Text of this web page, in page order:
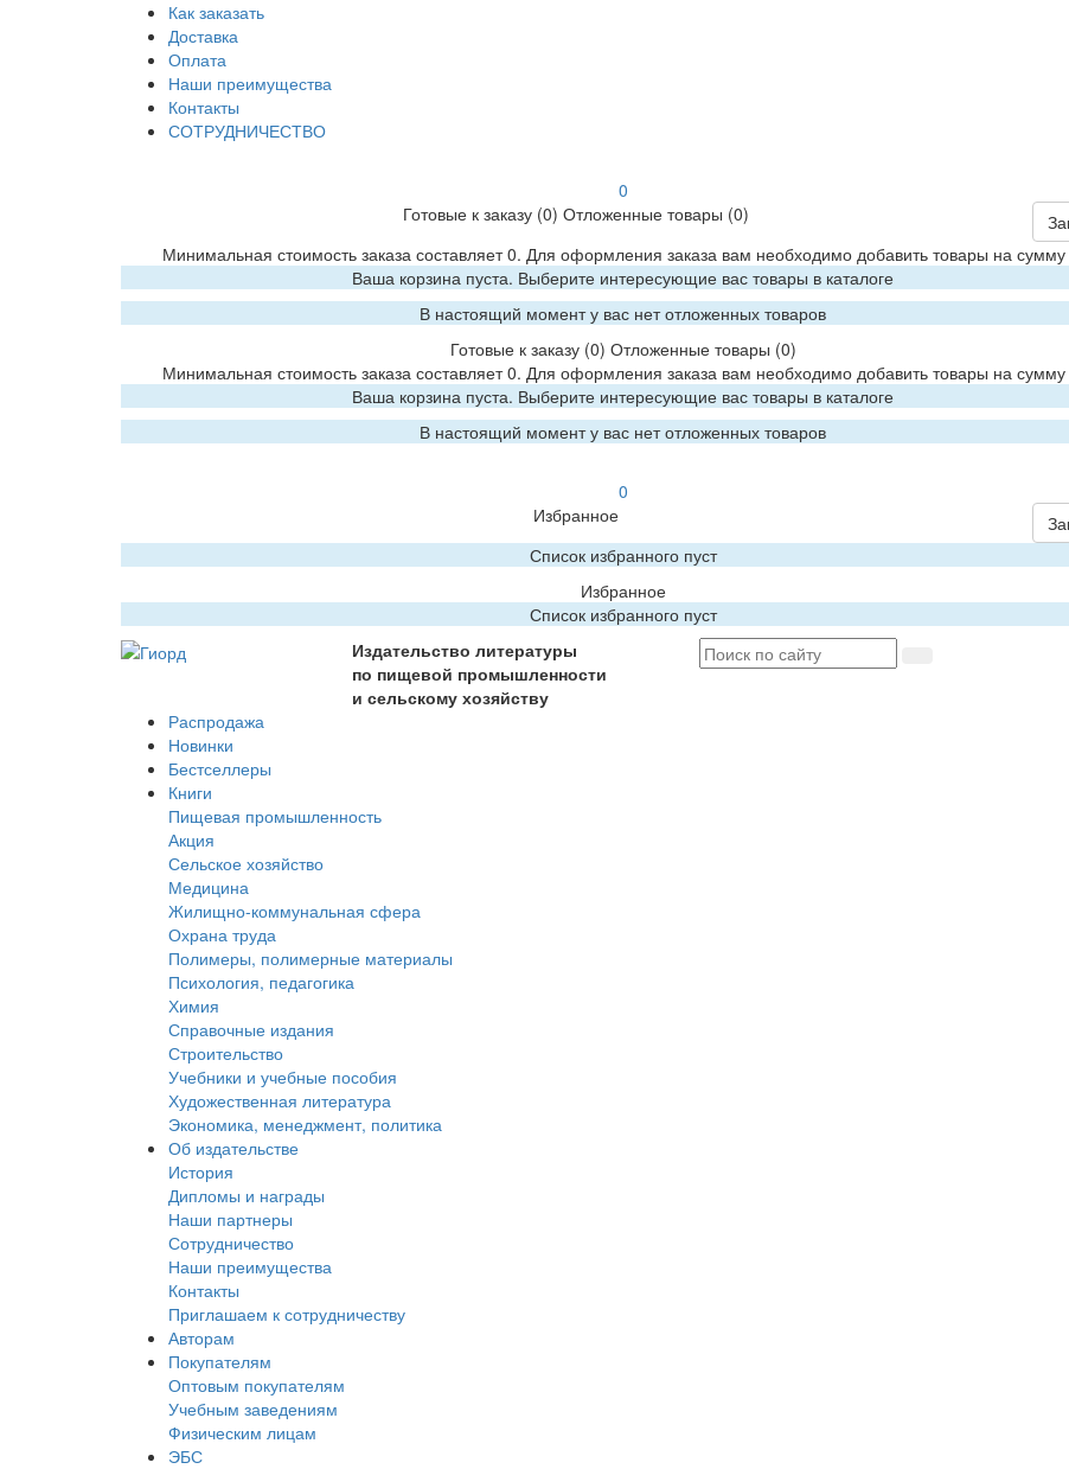
Как заказать
Доставка
Оплата
Наши преимущества
Контакты
СОТРУДНИЧЕСТВО
0
Готовые к заказу (0) Отложенные товары (0)
Минимальная стоимость заказа составляет 0. Для оформления заказа вам необходимо добавить товары на сумму
Ваша корзина пуста. Выберите интересующие вас товары в каталоге
В настоящий момент у вас нет отложенных товаров
Готовые к заказу(0) Отложенные товары (0)
Минимальная стоимость заказа составляет 0. Для оформления заказа вам необходимо добавить товары на сумму
Ваша корзина пуста. Выберите интересующие вас товары в каталоге
В настоящий момент у вас нет отложенных товаров
0
Избранное
Список избранного пуст
Избранное
Список избранного пуст
Издательство литературы
по пищевой промышленности
и сельскому хозяйству
Распродажа
Новинки
Бестселлеры
Книги
Пищевая промышленность
Акция
Сельское хозяйство
Медицина
Жилищно-коммунальная сфера
Охрана труда
Полимеры, полимерные материалы
Психология, педагогика
Химия
Справочные издания
Строительство
Учебники и учебные пособия
Художественная литература
Экономика, менеджмент, политика
Об издательстве
История
Дипломы и награды
Наши партнеры
Сотрудничество
Наши преимущества
Контакты
Приглашаем к сотрудничеству
Авторам
Покупателям
Оптовым покупателям
Учебным заведениям
Физическим лицам
ЭБС